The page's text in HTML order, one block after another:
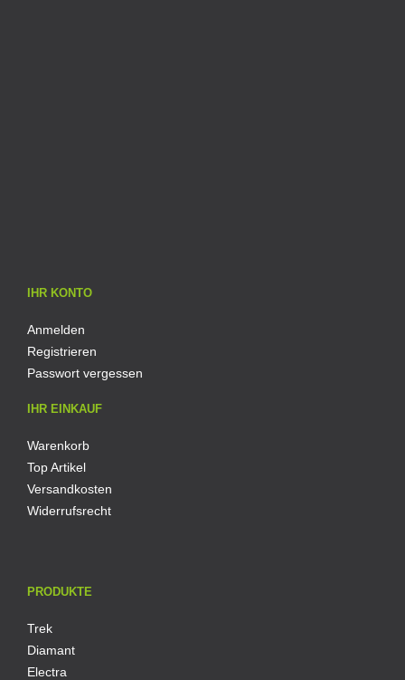
IHR KONTO
Anmelden
Registrieren
Passwort vergessen
IHR EINKAUF
Warenkorb
Top Artikel
Versandkosten
Widerrufsrecht
PRODUKTE
Trek
Diamant
Electra